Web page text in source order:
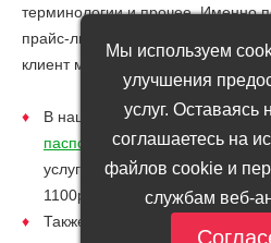
терминологии и прочее. Именно
прайс-листе общестандартные
клиент мог сориентироваться в
В нашем бюро переводов Вы
паспорт
гражданина любой
услуги вместе с нотариальным
1100р.
Также в нашем бюро
Мы используем
улучшения
услуг. Оставаясь
соглашаетесь на
файлов cookie и
службам веб-